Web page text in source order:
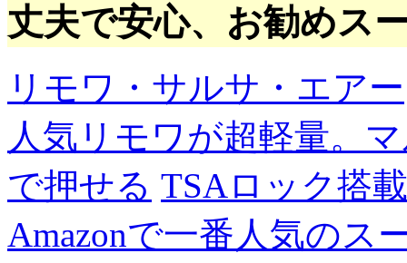
丈夫で安心、お勧めス
リモワ・サルサ・エアー
人気リモワが超軽量。
で押せる TSAロック搭
Amazonで一番人気のス